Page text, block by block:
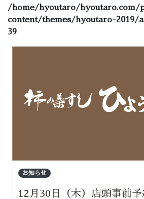
/home/hyoutaro/hyoutaro.com/
content/themes/hyoutaro-2019/
39
お知らせ
12月30日（木）店頭事前